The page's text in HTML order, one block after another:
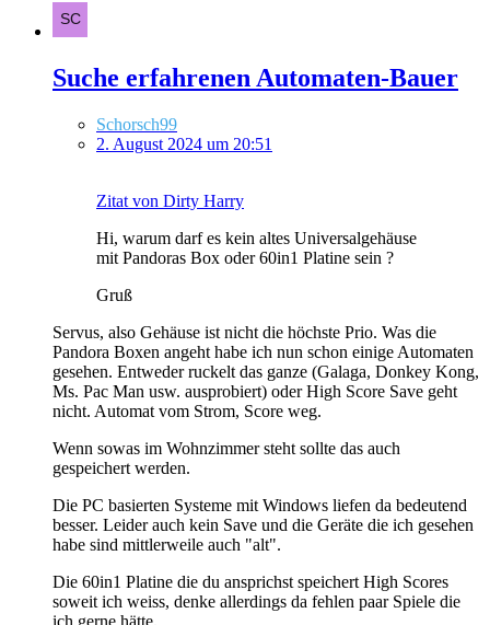
Suche erfahrenen Automaten-Bauer
Schorsch99
2. August 2024 um 20:51
Zitat von Dirty Harry
Hi, warum darf es kein altes Universalgehäuse
mit Pandoras Box oder 60in1 Platine sein ?
Gruß
Servus, also Gehäuse ist nicht die höchste Prio. Was die
Pandora Boxen angeht habe ich nun schon einige Automaten
gesehen. Entweder ruckelt das ganze (Galaga, Donkey Kong,
Ms. Pac Man usw. ausprobiert) oder High Score Save geht
nicht. Automat vom Strom, Score weg.
Wenn sowas im Wohnzimmer steht sollte das auch
gespeichert werden.
Die PC basierten Systeme mit Windows liefen da bedeutend
besser. Leider auch kein Save und die Geräte die ich gesehen
habe sind mittlerweile auch "alt".
Die 60in1 Platine die du ansprichst speichert High Scores
soweit ich weiss, denke allerdings da fehlen paar Spiele die
ich gerne hätte.